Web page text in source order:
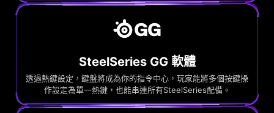
SteelSeries GG 軟體
透過熱鍵設定，鍵盤將成為你的指令中心，玩家能將多個按鍵操
作設定為單一熱鍵，也能串連所有SteelSeries配備。